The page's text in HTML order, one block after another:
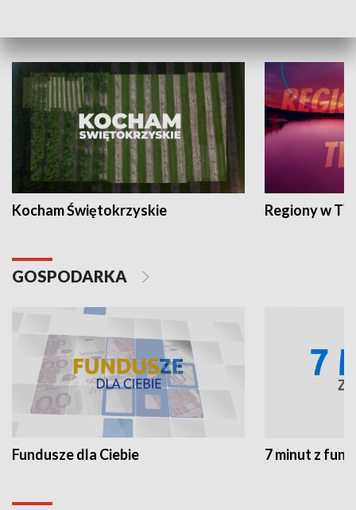
Kocham Świętokrzyskie Regiony w
GOSPODARKA
Fundusze dla Ciebie 7 minut z